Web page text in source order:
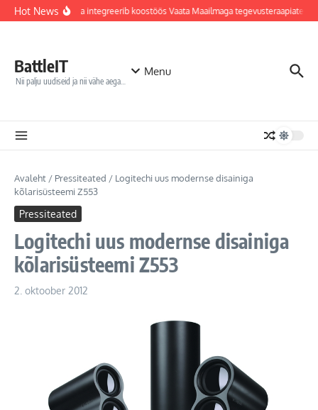
Sisu juurde
Hot NewsJõhvi haigla integreerib koostöös Vaata Maailmaga
BattleIT
Nii palju uudiseid ja nii vähe aega…
Menu
Avaleht / Pressiteated / Logitechi uus modernse disainiga
kõlarisüsteemi Z553
Pressiteated
Logitechi uus modernse disainiga
kõlarisüsteemi Z553
2. oktoober 2012